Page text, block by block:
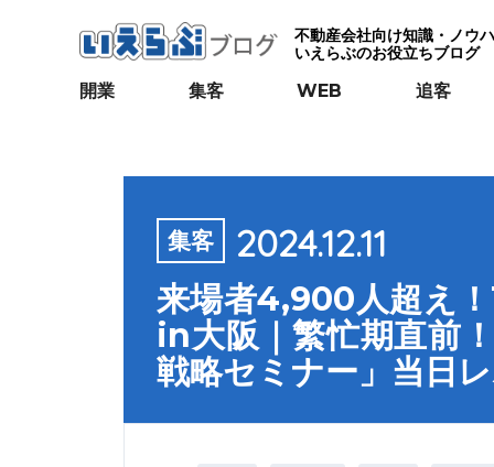
不動産会社向け知識・ノウ
いえらぶのお役立ちブログ
開業 集客 WEB 追客
集客 2024.12.11
来場者4,900人超え
in大阪｜繁忙期直前
戦略セミナー」当日